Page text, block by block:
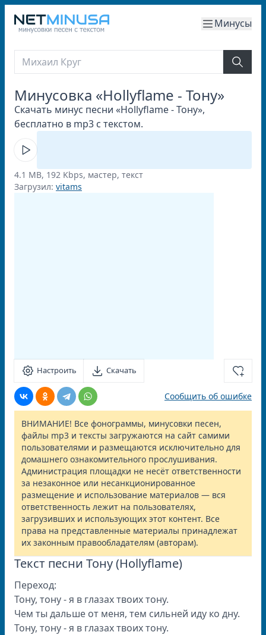
Минусы
Минусовка «Hollyflame - Тону»
Скачать минус песни «Hollyflame - Тону»,
бесплатно в mp3 с текстом.
4.1 MB, 192 Kbps, мастер, текст
Загрузил: vitams
Настроить Скачать
Сообщить об ошибке
ВНИМАНИЕ! Все фонограммы, минусовки песен,
файлы mp3 и тексты загружаются на сайт самими
пользователями и размещаются исключительно для
домашнего ознакомительного прослушивания.
Администрация площадки не несёт ответственности
за незаконное или несанкционированное
размещение и использование материалов — вся
ответственность лежит на пользователях,
загрузивших и использующих этот контент. Все
права на представленные материалы принадлежат
их законным правообладателям (авторам).
Текст песни Тону (Hollyflame)
Переход:
Тону, тону - я в глазах твоих тону.
Чем ты дальше от меня, тем сильней иду ко дну.
Тону, тону - я в глазах твоих тону.